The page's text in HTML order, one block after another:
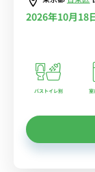
2026年10月18
バストイレ別 室